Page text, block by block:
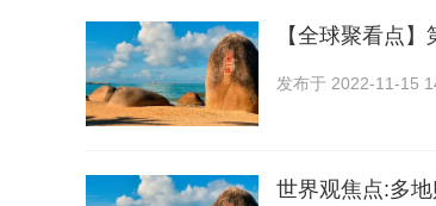
【全球聚看点
发布于 2022-11-15
世界观焦点:多